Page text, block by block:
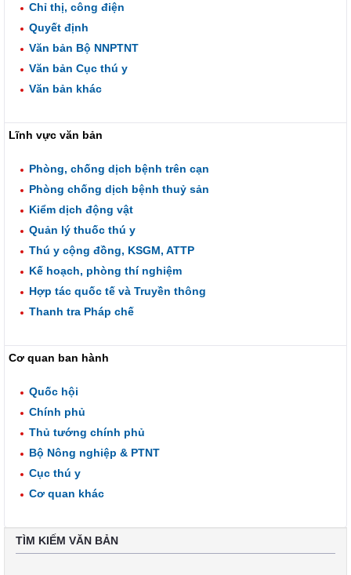
Chỉ thị, công điện
Quyết định
Văn bản Bộ NNPTNT
Văn bản Cục thú y
Văn bản khác
Lĩnh vực văn bản
Phòng, chống dịch bệnh trên cạn
Phòng chống dịch bệnh thuỷ sản
Kiểm dịch động vật
Quản lý thuốc thú y
Thú y cộng đồng, KSGM, ATTP
Kế hoạch, phòng thí nghiệm
Hợp tác quốc tế và Truyền thông
Thanh tra Pháp chế
Cơ quan ban hành
Quốc hội
Chính phủ
Thủ tướng chính phủ
Bộ Nông nghiệp & PTNT
Cục thú y
Cơ quan khác
TÌM KIẾM VĂN BẢN